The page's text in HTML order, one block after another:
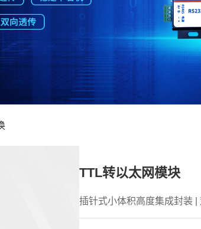
TTL转以太网模块
插针式小体积高度集成封装 |